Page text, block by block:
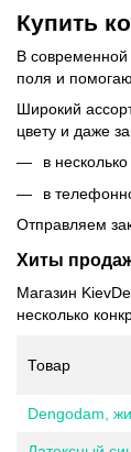
Купить
В современной
поля и
Широкий
цвету и даже
в
в
Отправляем
Хиты
Магазин
несколько
Товар
Dengodam,